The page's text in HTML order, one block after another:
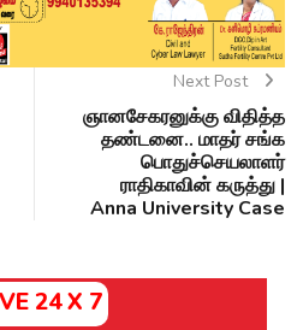
Next Post
ஞானசேகரனுக்கு விதித்த
தண்டனை.. மாதர் சங்க
பொதுச்செயலாளர்
ராதிகாவின் கருத்து |
Anna University Case
24 X 7